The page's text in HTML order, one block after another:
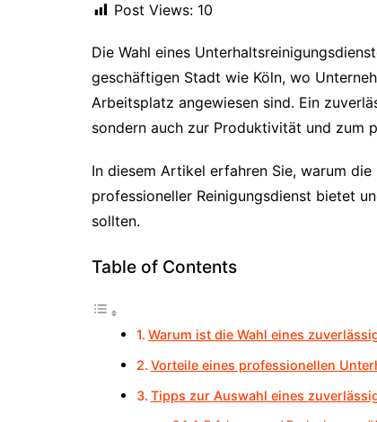
Post Views: 10
Die Wahl eines
geschäftigen Stadt wie Köln, wo
Arbeitsplatz angewiesen sind. Ein
sondern auch zur Produktivität und zum
In diesem Artikel erfahren Sie, warum
professioneller Reinigungsdienst bietet
sollten.
Table of Contents
Warum ist die Wahl eines
Vorteile eines professionellen
Tipps zur Auswahl eines